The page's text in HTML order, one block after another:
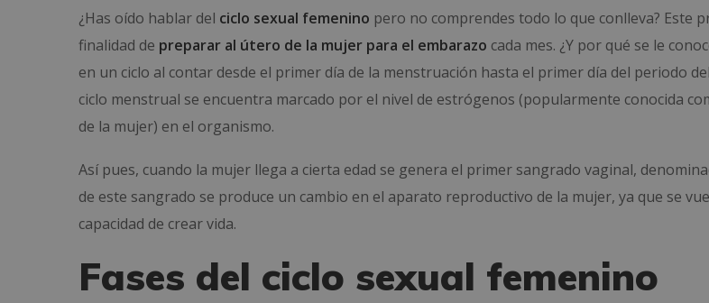
¿Has oído hablar del ciclo sexual femenino pero no comprendes todo lo que conlleva? Este
finalidad de preparar al útero de la mujer para el embarazo cada mes. ¿Y por qué se le
en un ciclo al contar desde el primer día de la menstruación hasta el primer día del periodo
ciclo menstrual se encuentra marcado por el nivel de estrógenos (popularmente conocida
de la mujer) en el organismo.
Así pues, cuando la mujer llega a cierta edad se genera el primer sangrado vaginal,
de este sangrado se produce un cambio en el aparato reproductivo de la mujer, ya que se
capacidad de crear vida.
Fases del ciclo sexual femenino